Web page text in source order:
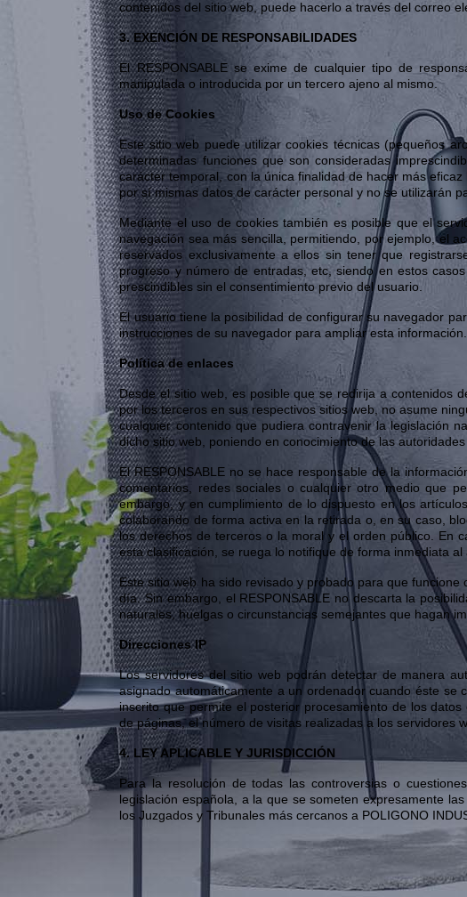
contenidos del sitio web, puede hacerlo a través del correo
3. EXENCIÓN DE RESPONSABILIDADES
El RESPONSABLE se exime de cualquier tipo de
manipulada o introducida por un tercero ajeno al mismo.
Uso de Cookies
Este sitio web puede utilizar cookies técnicas (pequeños
determinadas funciones que son consideradas
carácter temporal, con la única finalidad de hacer más
por sí mismas datos de carácter personal y no se utilizarán
Mediante el uso de cookies también es posible que el
navegación sea más sencilla, permitiendo, por ejemplo, el
reservados exclusivamente a ellos sin tener que
progreso y número de entradas, etc, siendo en estos
prescindibles sin el consentimiento previo del usuario.
El usuario tiene la posibilidad de configurar su navegador
instrucciones de su navegador para ampliar esta información.
Política de enlaces
Desde el sitio web, es posible que se redirija a contenidos
por los terceros en sus respectivos sitios web, no asume
cualquier contenido que pudiera contravenir la legislación
dicho sitio web, poniendo en conocimiento de las
El RESPONSABLE no se hace responsable de la
comentarios, redes sociales o cualquier otro medio que
embargo, y en cumplimiento de lo dispuesto en los
colaborando de forma activa en la retirada o, en su caso,
los derechos de terceros o la moral y el orden público. En
esta clasificación, se ruega lo notifique de forma inmediata
Este sitio web ha sido revisado y probado para que
día. Sin embargo, el RESPONSABLE no descarta la
naturales, huelgas o circunstancias semejantes que hagan
Direcciones IP
Los servidores del sitio web podrán detectar de manera
asignado automáticamente a un ordenador cuando éste
inscrito que permite el posterior procesamiento de los
de páginas, el número de visitas realizadas a los servidores
4. LEY APLICABLE Y JURISDICCIÓN
Para la resolución de todas las controversias o
legislación española, a la que se someten expresamente
los Juzgados y Tribunales más cercanos a POLIGONO